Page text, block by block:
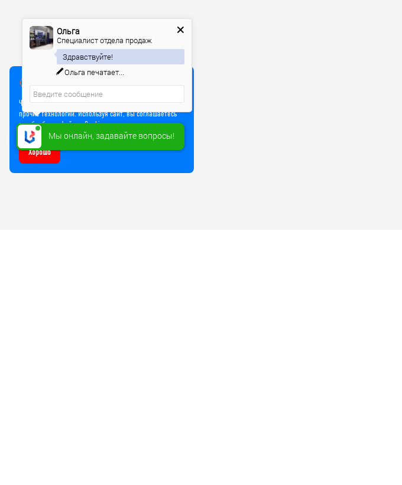
Чтобы улучшить работу сайта, мы используем Cookie и
прочие технологии. Используя сайт, вы соглашаетесь
на обработку файлов Cookie
Хорошо
Мы онлайн, задавайте вопросы!
Ольга
Специалист отдела продаж
Здравствуйте!
Ольга печатает...